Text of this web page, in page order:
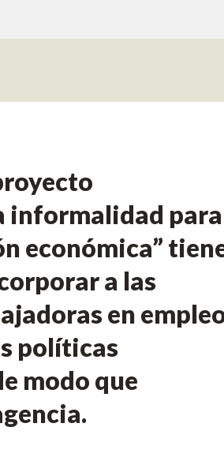
informalidad para
económica”
a las
en
políticas
modo que